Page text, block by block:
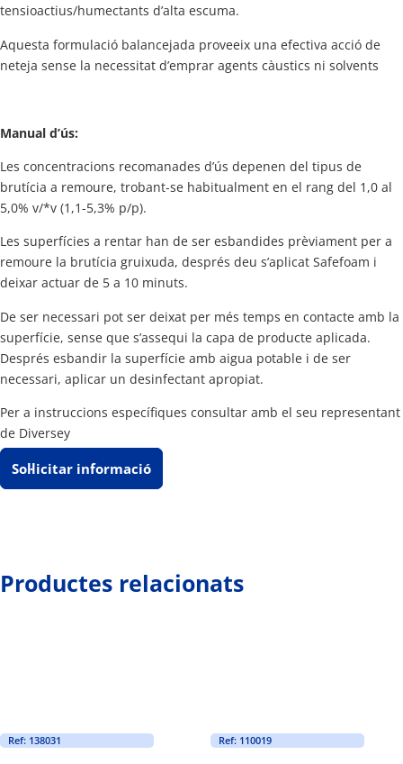
tensioactius/humectants d’alta escuma.
Aquesta formulació balancejada proveeix una efectiva acció de
neteja sense la necessitat d’emprar agents càustics ni solvents
Manual d’ús:
Les concentracions recomanades d’ús depenen del tipus de
brutícia a remoure, trobant-se habitualment en el rang del 1,0 al
5,0% v/*v (1,1-5,3% p/p).
Les superfícies a rentar han de ser esbandides prèviament per a
remoure la brutícia gruixuda, després deu s’aplicat Safefoam i
deixar actuar de 5 a 10 minuts.
De ser necessari pot ser deixat per més temps en contacte amb la
superfície, sense que s’assequi la capa de producte aplicada.
Després esbandir la superfície amb aigua potable i de ser
necessari, aplicar un desinfectant apropiat.
Per a instruccions específiques consultar amb el seu representant
de Diversey
Sol·licitar informació
Productes relacionats
Ref: 138031 Ref: 110019